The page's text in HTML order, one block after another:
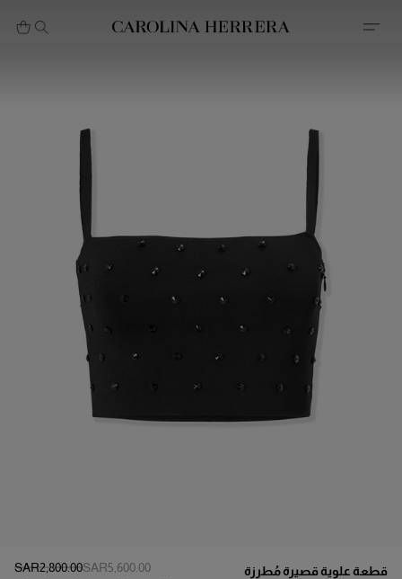
بيان إمكانية الوصول (الرابط)
قطعة علوية قصيرة مُطرزة
السعر الأصلي:SAR‌5,600.00سعر التخفيض
SAR‌2,800.00